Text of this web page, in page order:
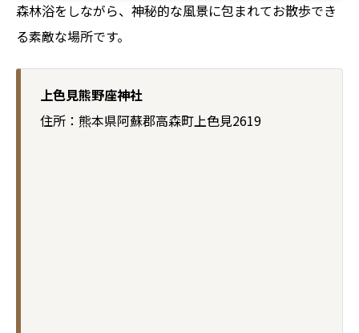
森林浴をしながら、神秘的な風景に包まれてお散歩でき
る素敵な場所です。
上色見熊野座神社
住所：熊本県阿蘇郡高森町上色見2619